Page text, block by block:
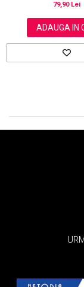
79,90 Lei
ADAUGA IN